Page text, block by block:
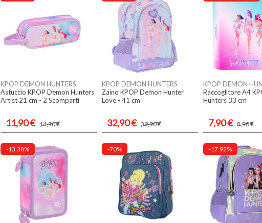
KPOP DEMON HUNTERS
Astuccio KPOP Demon Hunters
Artist 21 cm - 2 Scomparti
11,90 € 14,90 €
KPOP DEMON HUNTERS
Zaino KPOP Demon Hunter
Love - 41 cm
32,90 € 39,90 €
KPOP DEMON
Raccoglitore A4
Hunters 33 cm
7,90 € 8,90 €
-13.38% -70% -17.92%